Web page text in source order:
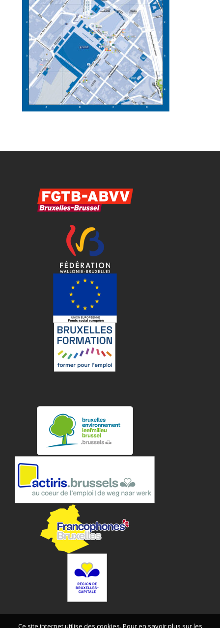
Ce site internet utilise des cookies. Pour en savoir plus sur les